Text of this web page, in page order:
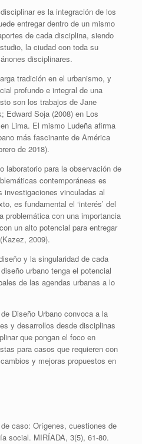
es la integración de los
entregar dentro de un mismo
de cada disciplina, siendo
la ciudad con toda su
disciplinares.
tradición en el urbanismo, y
profundo e integral de una
son los trabajos de Jane
Edward Soja (2008) en Los
Lima. El mismo Ludeña afirma
más fascinante de América
de 2018).
laboratorio para la observación de
contemporáneas es
investigaciones vinculadas al
es fundamental el ‘interés’ del
problemática con una importancia
un alto potencial para entregar
2009).
y la singularidad de cada
urbano tenga el potencial
de las agendas urbanas a lo
Diseño Urbano convoca a la
y desarrollos desde disciplinas
que pongan el foco en
para casos que requieren con
y mejoras propuestos en
caso: Orígenes, cuestiones de
social. MIRÍADA, 3(5), 61-80.